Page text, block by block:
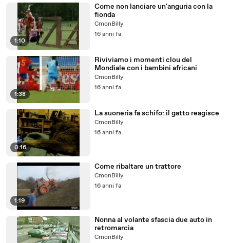
1:10
Come non lanciare un'anguria con la
fionda
CmonBilly
16 anni fa
1:38
Riviviamo i momenti clou del
Mondiale con i bambini africani
CmonBilly
16 anni fa
0:16
La suoneria fa schifo: il gatto reagisce
CmonBilly
16 anni fa
1:19
Come ribaltare un trattore
CmonBilly
16 anni fa
Nonna al volante sfascia due auto in
retromarcia
CmonBilly